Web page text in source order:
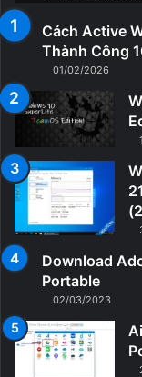
Cách Active
Thành Công
01/02/2026
Download
Portable
02/03/2023